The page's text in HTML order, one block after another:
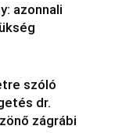
azonnali
szóló
dr.
zágrábi